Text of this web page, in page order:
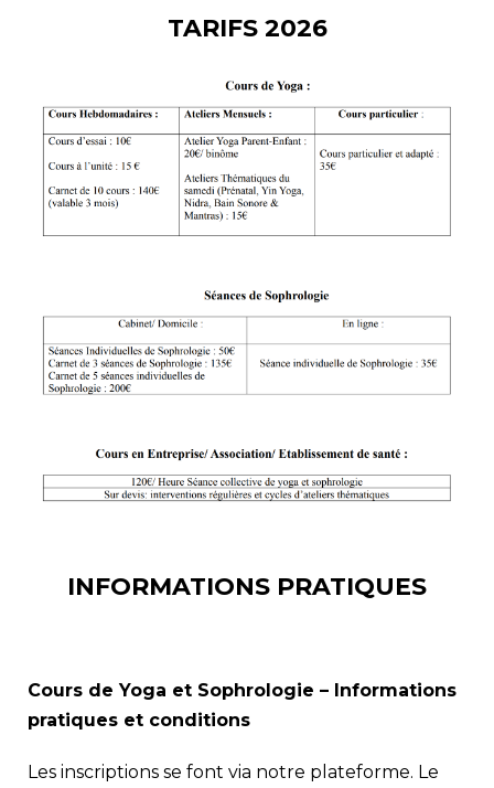
TARIFS 2026
INFORMATIONS PRATIQUES
Cours de Yoga et Sophrologie – Informations
pratiques et conditions
Les inscriptions se font via notre plateforme. Le